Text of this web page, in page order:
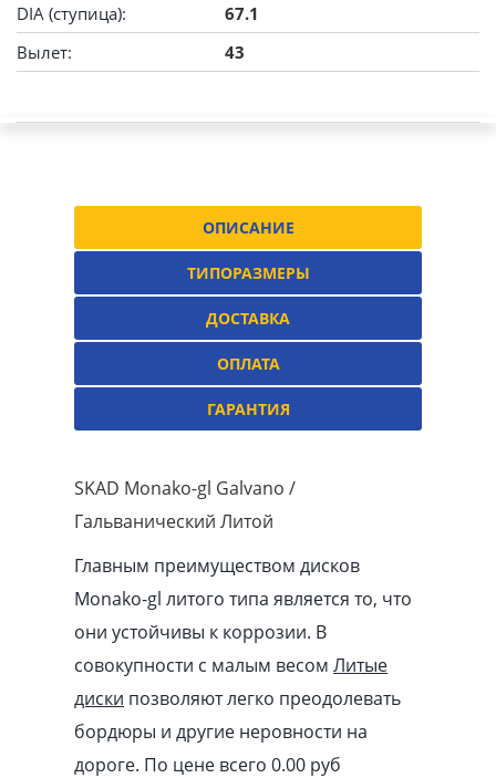
DIA (ступица):
67.1
Вылет:
43
ОПИСАНИЕ
ТИПОРАЗМЕРЫ
ДОСТАВКА
ОПЛАТА
ГАРАНТИЯ
SKAD Monako-gl Galvano /
Гальванический Литой
Главным преимуществом дисков
Monako-gl литого типа является то, что
они устойчивы к коррозии. В
совокупности с малым весом Литые
диски позволяют легко преодолевать
бордюры и другие неровности на
дороге. По цене всего 0.00 pуб